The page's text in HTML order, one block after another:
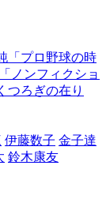
「プロ野球の時
ノンフィクショ
つろぎの在り
伊藤数子 金子達
鈴木康友